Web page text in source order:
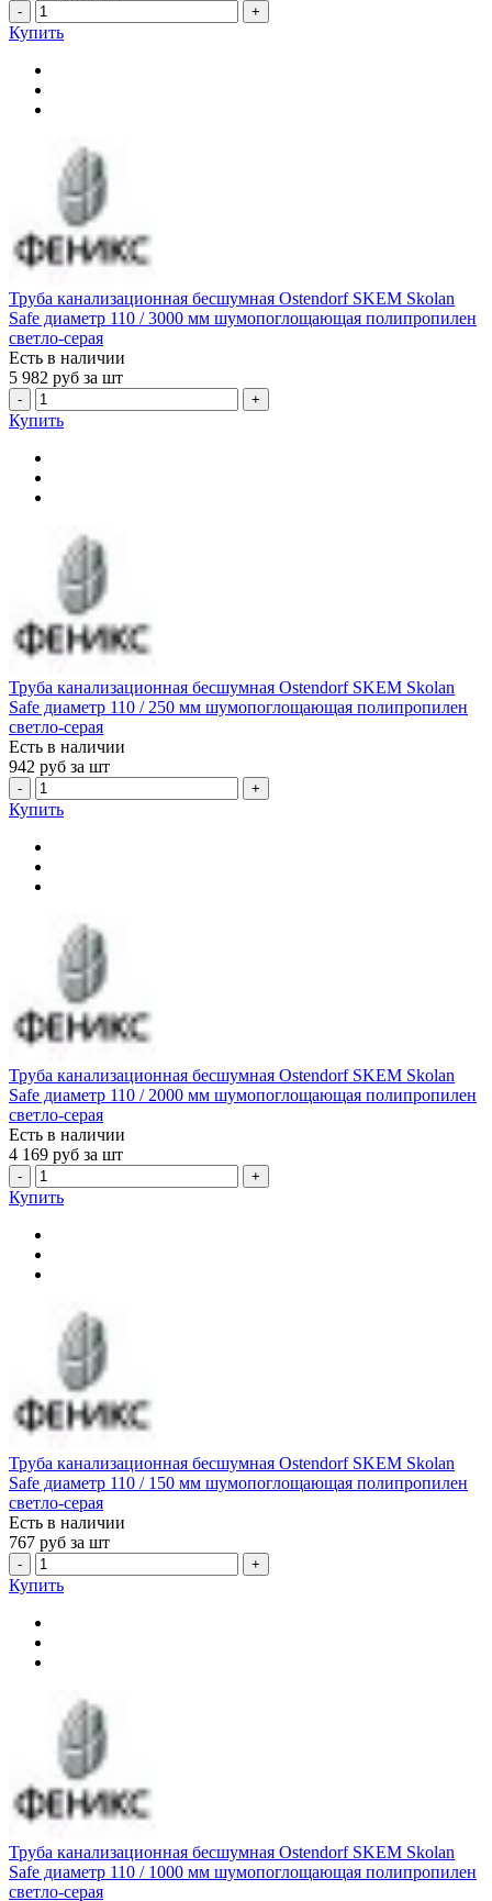
- +
Купить
Труба канализационная бесшумная Ostendorf SKEM Skolan
Safe диаметр 110 / 3000 мм шумопоглощающая полипропилен
светло-серая
Есть в наличии
5 982 руб за шт
- +
Купить
Труба канализационная бесшумная Ostendorf SKEM Skolan
Safe диаметр 110 / 250 мм шумопоглощающая полипропилен
светло-серая
Есть в наличии
942 руб за шт
- +
Купить
Труба канализационная бесшумная Ostendorf SKEM Skolan
Safe диаметр 110 / 2000 мм шумопоглощающая полипропилен
светло-серая
Есть в наличии
4 169 руб за шт
- +
Купить
Труба канализационная бесшумная Ostendorf SKEM Skolan
Safe диаметр 110 / 150 мм шумопоглощающая полипропилен
светло-серая
Есть в наличии
767 руб за шт
- +
Купить
Труба канализационная бесшумная Ostendorf SKEM Skolan
Safe диаметр 110 / 1000 мм шумопоглощающая полипропилен
светло-серая